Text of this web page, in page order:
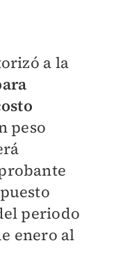
a la
peso
periodo
enero al